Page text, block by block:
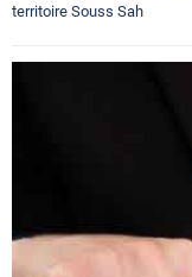
territoire Souss Sah